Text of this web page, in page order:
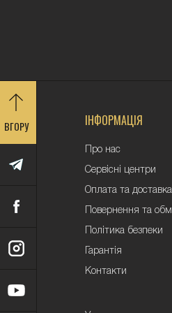
цінами
виробником
в Дніпрі за найкращими
на офіційному сайті,
та клієнти отримують
– це постійний
та лише надійні, довговічні
з високою ефективністю та
завдяки чому
не підведе вас навіть
ВГОРУ ІНФОРМАЦІЯ
Про нас
Сервісні центри
Оплата та доставка
Повернення та
Політика безпеки
Гарантія
Контакти